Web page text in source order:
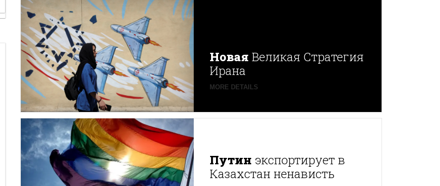
Новая Великая Стратегия
Ирана
MORE DETAILS
Путин экспортирует в
Казахстан ненависть